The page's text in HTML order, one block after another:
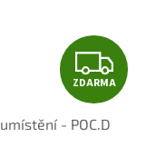
Z
D
ZDARMA
- POC.D